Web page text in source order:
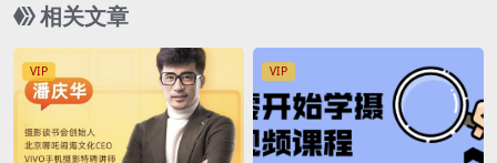
相关文章
VIP VIP